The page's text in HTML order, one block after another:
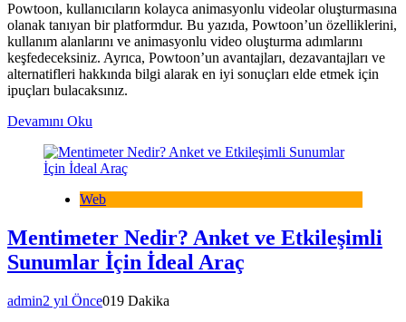
Powtoon, kullanıcıların kolayca animasyonlu videolar oluşturmasına
olanak tanıyan bir platformdur. Bu yazıda, Powtoon’un özelliklerini,
kullanım alanlarını ve animasyonlu video oluşturma adımlarını
keşfedeceksiniz. Ayrıca, Powtoon’un avantajları, dezavantajları ve
alternatifleri hakkında bilgi alarak en iyi sonuçları elde etmek için
ipuçları bulacaksınız.
Devamını Oku
Web
Mentimeter Nedir? Anket ve Etkileşimli
Sunumlar İçin İdeal Araç
admin2 yıl Önce019 Dakika